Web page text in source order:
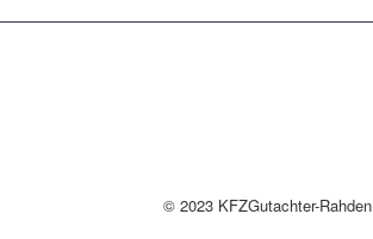
© 2023 KFZGutachter-Rahden